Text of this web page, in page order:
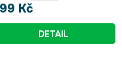
Kč
DETAIL